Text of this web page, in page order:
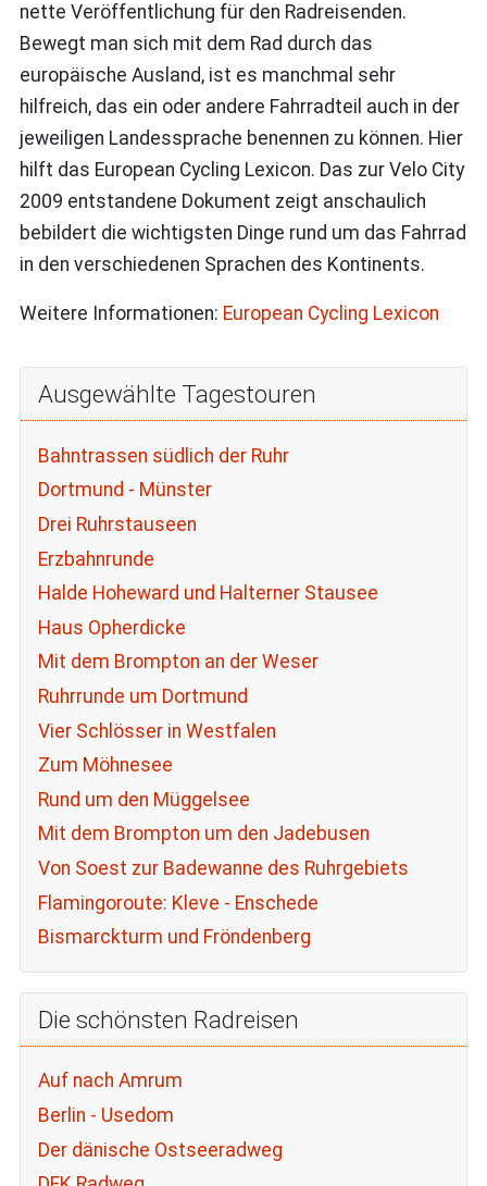
nette Veröffentlichung für den Radreisenden.
Bewegt man sich mit dem Rad durch das
europäische Ausland, ist es manchmal sehr
hilfreich, das ein oder andere Fahrradteil auch in der
jeweiligen Landessprache benennen zu können. Hier
hilft das European Cycling Lexicon. Das zur Velo City
2009 entstandene Dokument zeigt anschaulich
bebildert die wichtigsten Dinge rund um das Fahrrad
in den verschiedenen Sprachen des Kontinents.
Weitere Informationen: European Cycling Lexicon
Ausgewählte Tagestouren
Bahntrassen südlich der Ruhr
Dortmund - Münster
Drei Ruhrstauseen
Erzbahnrunde
Halde Hoheward und Halterner Stausee
Haus Opherdicke
Mit dem Brompton an der Weser
Ruhrrunde um Dortmund
Vier Schlösser in Westfalen
Zum Möhnesee
Rund um den Müggelsee
Mit dem Brompton um den Jadebusen
Von Soest zur Badewanne des Ruhrgebiets
Flamingoroute: Kleve - Enschede
Bismarckturm und Fröndenberg
Die schönsten Radreisen
Auf nach Amrum
Berlin - Usedom
Der dänische Ostseeradweg